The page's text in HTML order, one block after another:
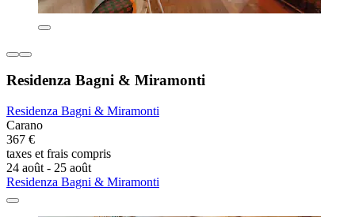
Residenza Bagni & Miramonti
Residenza Bagni & Miramonti
Carano
367 €
taxes et frais compris
24 août - 25 août
Residenza Bagni & Miramonti